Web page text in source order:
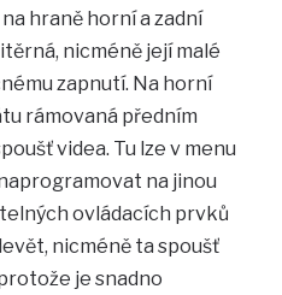
hraně horní a zadní
nicméně její malé
zapnutí. Na horní
rámovaná předním
videa. Tu lze v menu
na jinou
ovládacích prvků
nicméně ta spoušť
je snadno